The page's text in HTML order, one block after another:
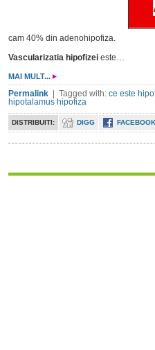
cam 40% din adenohipofiza.
Vascularizatia hipofizei este…
MAI MULT...
Permalink | Tagged with: ce este
hipotalamus hipofiza
DISTRIBUITI: DIGG FACEBOOK